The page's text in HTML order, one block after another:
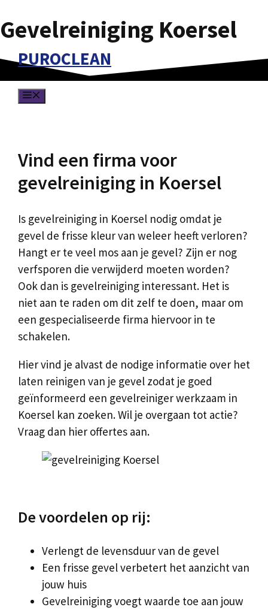
Spring
naar
de PUROCLEAN
Gevelreiniging Koersel
Vind een firma voor
gevelreiniging in Koersel
Is gevelreiniging in Koersel nodig omdat je
gevel de frisse kleur van weleer heeft verloren?
Hangt er te veel mos aan je gevel? Zijn er nog
verfsporen die verwijderd moeten worden?
Ook dan is gevelreiniging interessant. Het is
niet aan te raden om dit zelf te doen, maar om
een gespecialiseerde firma hiervoor in te
schakelen.
Hier vind je alvast de nodige informatie over het
laten reinigen van je gevel zodat je goed
geïnformeerd een gevelreiniger werkzaam in
Koersel kan zoeken. Wil je overgaan tot actie?
Vraag dan hier offertes aan.
De voordelen op rij:
Verlengt de levensduur van de gevel
Een frisse gevel verbetert het aanzicht van
jouw huis
Gevelreiniging voegt waarde toe aan jouw